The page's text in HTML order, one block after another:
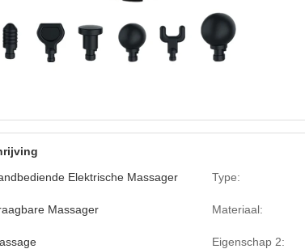
Elektrische Massager Type:
Massager Materiaal:
Eigenschap 2: